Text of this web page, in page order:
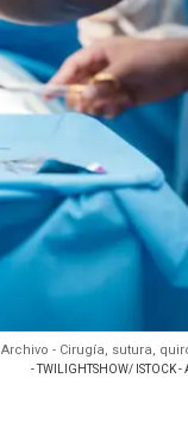
Archivo - Cirugía, sutura,
- TWILIGHTSHOW/ ISTOCK -